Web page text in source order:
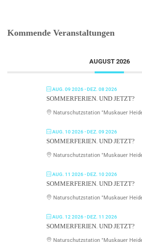
Kommende Veranstaltungen
AUGUST 2026
AUG. 09 2026- DEZ. 08 2026
SOMMERFERIEN. UND JETZT?
Naturschutzstation "Muskauer
AUG. 10 2026- DEZ. 09 2026
SOMMERFERIEN. UND JETZT?
Naturschutzstation "Muskauer
AUG. 11 2026- DEZ. 10 2026
SOMMERFERIEN. UND JETZT?
Naturschutzstation "Muskauer
AUG. 12 2026- DEZ. 11 2026
SOMMERFERIEN. UND JETZT?
Naturschutzstation "Muskauer